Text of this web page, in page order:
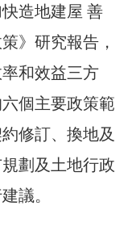
造地建屋 善
》研究報告，
和效益三方
個主要政策範
修訂、換地及
劃及土地行政
議。